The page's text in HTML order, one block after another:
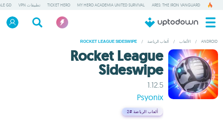
ARES: THE IRON VANGUARD
MY HERO ACADEMIA UNITED SURVIVAL
TICKET HERO تطبيقات VPN GD
ANDROID
/ الألعاب / ألعاب الرياضة /
ROCKET LEAGUE SIDESWIPE
Rocket League
Sideswipe
1.12.5
Psyonix
ألعاب الرياضة #2